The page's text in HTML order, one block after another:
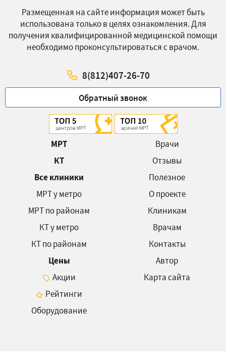
Размещенная на сайте информация может быть
использована только в целях ознакомления. Для
получения квалифицированной медицинской помощи
необходимо проконсультироваться с врачом.
8(812)407-26-70
Обратный звонок
МРТ
КТ
Все клиники
МРТ у метро
МРТ по районам
КТ у метро
КТ по районам
Цены
Акции
Рейтинги
Оборудование
Врачи
Отзывы
Полезное
О проекте
Клиникам
Врачам
Контакты
Автор
Карта сайта